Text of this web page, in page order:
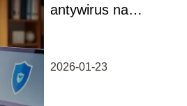
antywirus na
użytkowników
2026-01-23